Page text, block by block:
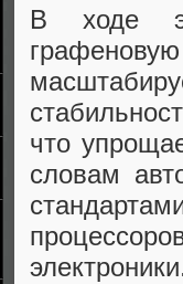
В ходе
что
словам